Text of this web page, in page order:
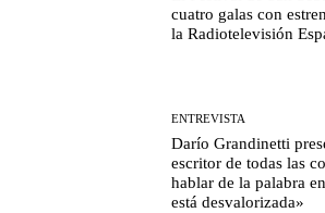
cuatro galas con
la Radiotelevisión
ENTREVISTA
Darío Grandinetti
escritor de todas las
hablar de la palabra
está desvalorizada»